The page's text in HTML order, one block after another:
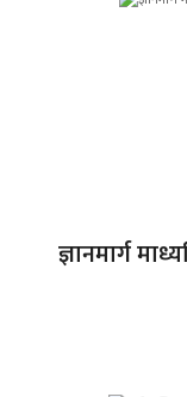
ज्ञानमार्ग